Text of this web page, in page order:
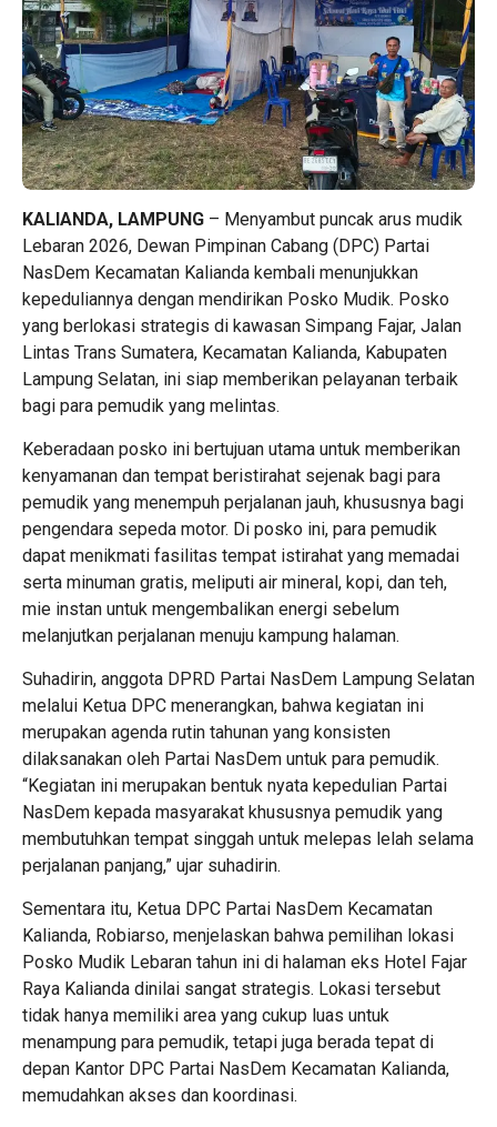
KALIANDA, LAMPUNG – Menyambut puncak arus mudik
Lebaran 2026, Dewan Pimpinan Cabang (DPC) Partai
NasDem Kecamatan Kalianda kembali menunjukkan
kepeduliannya dengan mendirikan Posko Mudik. Posko
yang berlokasi strategis di kawasan Simpang Fajar, Jalan
Lintas Trans Sumatera, Kecamatan Kalianda, Kabupaten
Lampung Selatan, ini siap memberikan pelayanan terbaik
bagi para pemudik yang melintas.
Keberadaan posko ini bertujuan utama untuk memberikan
kenyamanan dan tempat beristirahat sejenak bagi para
pemudik yang menempuh perjalanan jauh, khususnya bagi
pengendara sepeda motor. Di posko ini, para pemudik
dapat menikmati fasilitas tempat istirahat yang memadai
serta minuman gratis, meliputi air mineral, kopi, dan teh,
mie instan untuk mengembalikan energi sebelum
melanjutkan perjalanan menuju kampung halaman.
Suhadirin, anggota DPRD Partai NasDem Lampung Selatan
melalui Ketua DPC menerangkan, bahwa kegiatan ini
merupakan agenda rutin tahunan yang konsisten
dilaksanakan oleh Partai NasDem untuk para pemudik.
“Kegiatan ini merupakan bentuk nyata kepedulian Partai
NasDem kepada masyarakat khususnya pemudik yang
membutuhkan tempat singgah untuk melepas lelah selama
perjalanan panjang,” ujar suhadirin.
Sementara itu, Ketua DPC Partai NasDem Kecamatan
Kalianda, Robiarso, menjelaskan bahwa pemilihan lokasi
Posko Mudik Lebaran tahun ini di halaman eks Hotel Fajar
Raya Kalianda dinilai sangat strategis. Lokasi tersebut
tidak hanya memiliki area yang cukup luas untuk
menampung para pemudik, tetapi juga berada tepat di
depan Kantor DPC Partai NasDem Kecamatan Kalianda,
memudahkan akses dan koordinasi.